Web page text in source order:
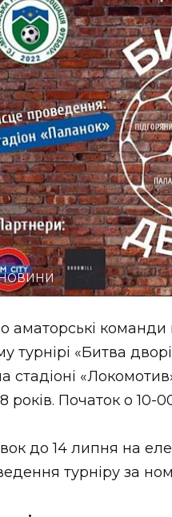
НОВИНИ
УКРАЇНИ
НОВИНИ
аматорські команди
турнірі «Битва
стадіоні
років. Початок о 10-
до 14 липня на
турніру за